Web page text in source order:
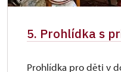
5. Prohlídka s
Prohlídka pro děti v